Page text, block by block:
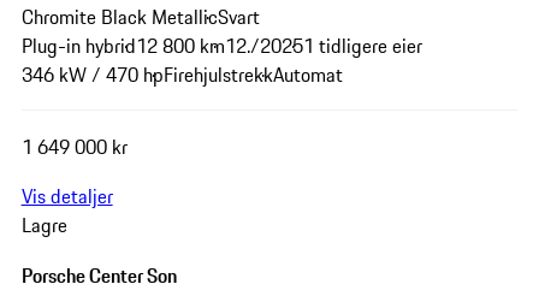
Chromite Black MetallicSvart
Plug-in hybrid12 800 km12./20251 tidligere eier
346 kW / 470 hpFirehjulstrekkAutomat
1 649 000 kr
Vis detaljer
Lagre
Porsche Center Son